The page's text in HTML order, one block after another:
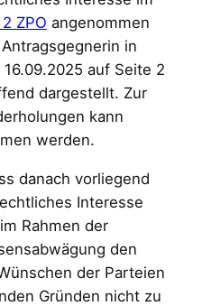
ZPO angenommen
in
auf Seite 2
dargestellt. Zur
kann
werden.
danach vorliegend
Interesse
Rahmen der
den
der Parteien
Gründen nicht zu